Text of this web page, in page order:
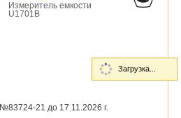
Измеритель емкости
U1701B
№83724-21 до 17.11.2026 г.
Загрузка...